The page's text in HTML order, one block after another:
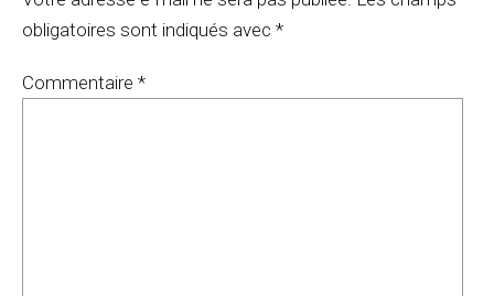
obligatoires sont indiqués avec *
Commentaire *